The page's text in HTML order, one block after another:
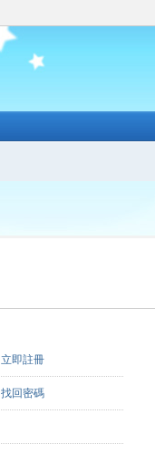
立即註冊
找回密碼